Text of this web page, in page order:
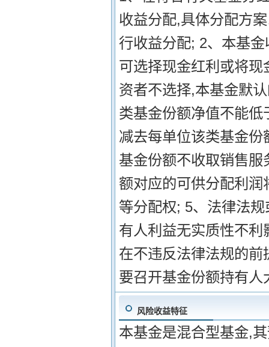
收益分配,具体分配方
行收益分配; 2、本基
可选择现金红利或将
资者不选择,本基金默
类基金份额净值不能
减去每单位该类基金
基金份额不收取销售
额对应的可供分配利
等分配权; 5、法律法
有人利益无实质性不
在不违反法律法规的
要召开基金份额持有
风险收益特征
本基金是混合型基金,